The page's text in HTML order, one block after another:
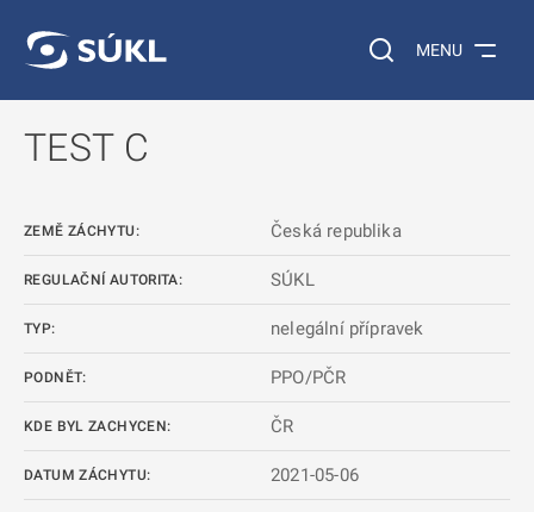
Vyhledávání na
MENU
TEST C
ZEMĚ ZÁCHYTU: Česká republika
REGULAČNÍ AUTORITA: SÚKL
TYP: nelegální přípravek
PODNĚT: PPO/PČR
KDE BYL ZACHYCEN: ČR
DATUM ZÁCHYTU: 2021-05-06